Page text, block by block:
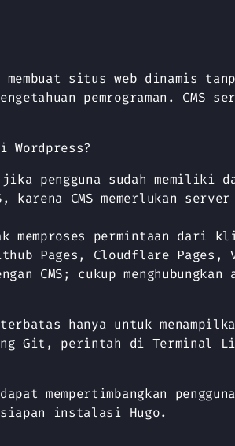
membuat situs web dinamis
pemrograman. CMS
Wordpress?
pengguna sudah memiliki
karena CMS memerlukan
memproses permintaan dari
Pages, Cloudflare
CMS; cukup menghubungkan
hanya untuk
Git, perintah di Terminal
mempertimbangkan
instalasi Hugo.